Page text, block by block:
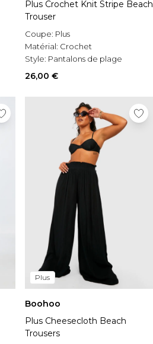
Plus Crochet Knit Stripe Beach
Trouser
Coupe: Plus
Matérial: Crochet
Style: Pantalons de plage
26,00 €
Plus
Boohoo
Plus Cheesecloth Beach
Trousers